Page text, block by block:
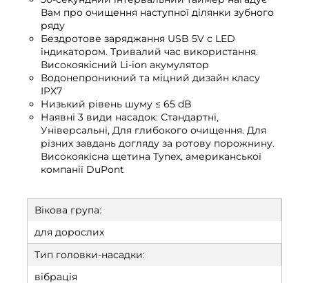
Вам про очищення наступної ділянки зубного
ряду
Бездротове заряджання USB 5V c LED
індикатором. Тривалий час використання.
Високоякісний Li-ion акумулятор
Водонепроникний та міцний дизайн класу
IPX7
Низький рівень шуму ≤ 65 dB
Наявні 3 види насадок: Стандартні,
Універсальні, Для глибокого очищення. Для
різних завдань догляду за ротову порожнину.
Високоякісна щетина Tynex, американської
компанії DuPont
Вікова група:
для дорослих
Тип головки-насадки:
вібрація